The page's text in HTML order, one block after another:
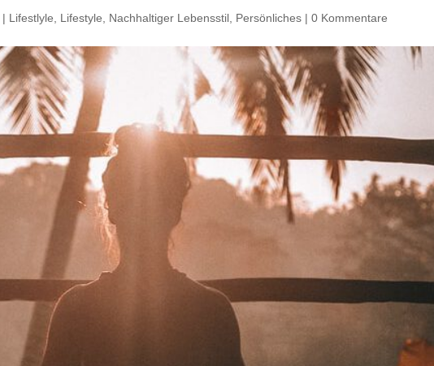
| Lifestlyle Lifestyle Nachhaltiger Lebensstil Persönliches |0 Kommentare